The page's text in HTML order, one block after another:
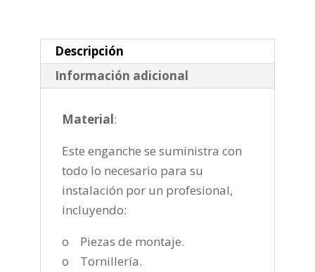
cantidad
Descripción
Información adicional
Material:
Este enganche se suministra con
todo lo necesario para su
instalación por un profesional,
incluyendo:
o Piezas de montaje.
o Tornillería.